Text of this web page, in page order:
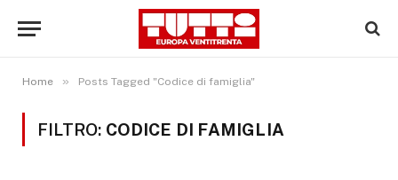
Home » Posts Tagged "Codice di famiglia"
FILTRO: CODICE DI FAMIGLIA